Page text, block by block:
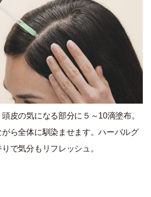
皮の気になる部分に５～10滴塗布。
ら全体に馴染ませます。ハーバルグ
で気分もリフレッシュ。